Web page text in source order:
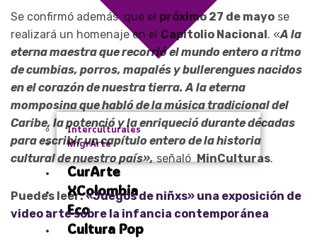
Interculturales
MigrArte
CurArte
XColombia
Eco
Cultura Pop
Se confirmó además que el próximo 27 de mayo se
realizará un homenaje en el Capitolio Nacional . «A la
eterna maestra que recorrió el mundo entero a ritmo
de cumbias, porros, mapalés y bullerengues nacidos
en el corazón de nuestra tierra. A la eterna
momposina que habló de la música tradicional del
Caribe, la potenció y la enriqueció durante décadas
para escribir un capítulo entero de la historia
cultural de nuestro país»,señalóMinCulturas.
Puedes leer:«Juegos de niñxs» una exposición de
video arte sobre la infancia contemporánea